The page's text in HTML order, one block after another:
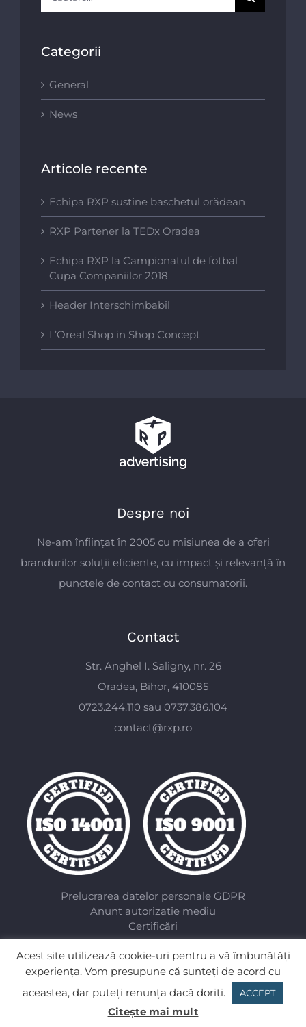
Categorii
General
News
Articole recente
Echipa RXP susține baschetul orădean
RXP Partener la TEDx Oradea
Echipa RXP la Campionatul de fotbal
Cupa Companiilor 2018
Header Interschimbabil
L’Oreal Shop in Shop Concept
Despre noi
Ne-am înființat în 2005 cu misiunea de a oferi
brandurilor soluții eficiente, cu impact și relevanță în
punctele de contact cu consumatorii.
Contact
Str. Anghel I. Saligny, nr. 26
Oradea, Bihor, 410085
0723.244.110 sau 0737.386.104
contact@rxp.ro
Prelucrarea datelor personale GDPR
Anunt autorizatie mediu
Certificări
2026 RXP Advertising
Acest site utilizează cookie-uri pentru a vă îmbunătăți
experiența. Vom presupune că sunteţi de acord cu
aceastea, dar puteți renunța dacă doriți.
ACCEPT
Citește mai mult